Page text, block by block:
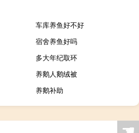
车库养鱼好不好
宿舍养鱼好吗
多大年纪取环
养鹅人鹅绒被
养鹅补助